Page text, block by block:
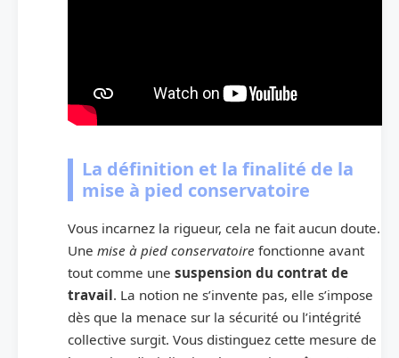
La définition et la finalité de la
mise à pied conservatoire
Vous incarnez la rigueur, cela ne fait aucun doute.
Une mise à pied conservatoire fonctionne avant
tout comme une suspension du contrat de
travail. La notion ne s’invente pas, elle s’impose
dès que la menace sur la sécurité ou l’intégrité
collective surgit. Vous distinguez cette mesure de